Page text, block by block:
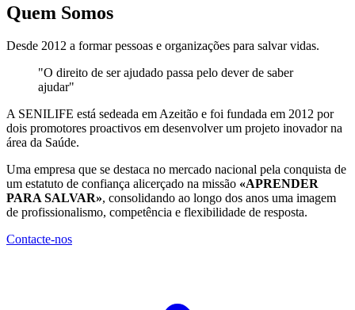
Quem Somos
Desde 2012 a formar pessoas e organizações para salvar vidas.
"O direito de ser ajudado passa pelo dever de saber
ajudar"
A SENILIFE está sedeada em Azeitão e foi fundada em 2012 por
dois promotores proactivos em desenvolver um projeto inovador na
área da Saúde.
Uma empresa que se destaca no mercado nacional pela conquista de
um estatuto de confiança alicerçado na missão «APRENDER
PARA SALVAR», consolidando ao longo dos anos uma imagem
de profissionalismo, competência e flexibilidade de resposta.
Contacte-nos